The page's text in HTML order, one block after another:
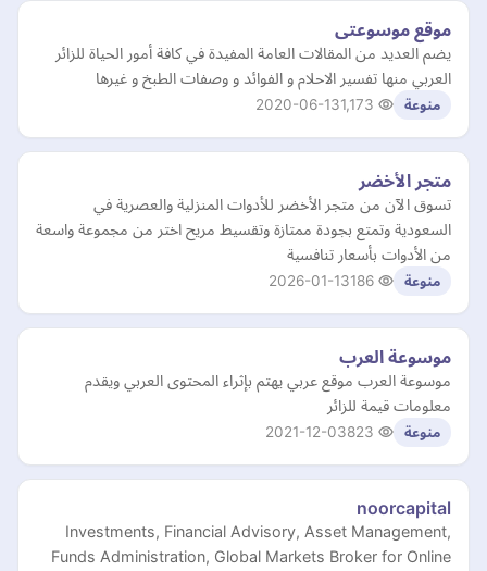
موقع موسوعتى
يضم العديد من المقالات العامة المفيدة في كافة أمور الحياة للزائر
العربي منها تفسير الاحلام و الفوائد و وصفات الطبخ و غيرها
منوعة 2020-06-13
متجر الأخضر
تسوق الآن من متجر الأخضر للأدوات المنزلية والعصرية في
السعودية وتمتع بجودة ممتازة وتقسيط مريح اختر من مجموعة واسعة
من الأدوات بأسعار تنافسية
منوعة 2026-01-13
موسوعة العرب
موسوعة العرب موقع عربي يهتم بإثراء المحتوى العربي ويقدم
معلومات قيمة للزائر
منوعة 2021-12-03
noorcapital
Investments, Financial Advisory, Asset Management,
Funds Administration, Global Markets Broker for Online